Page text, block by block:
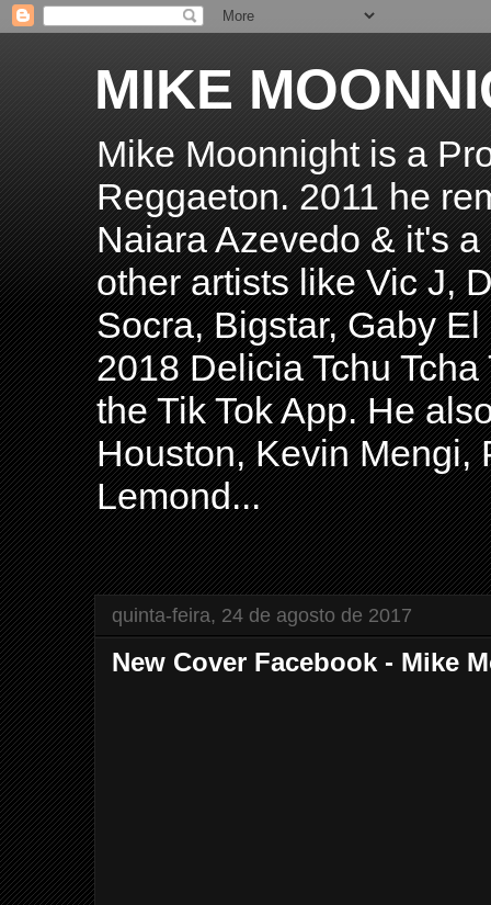
MIKE
Mike Moonnight is a
Reggaeton. 2011 he
Naiara Azevedo & it's
other artists like Vic J,
Socra, Bigstar, Gaby
2018 Delicia Tchu
the Tik Tok App. He
Houston, Kevin Mengi,
Lemond...
quinta-feira, 24 de agosto de 2017
New Cover Facebook - Mike